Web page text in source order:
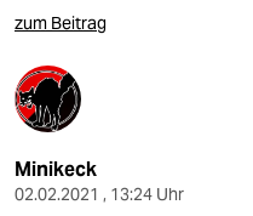
zum Beitrag
Minikeck
02.02.2021 , 13:24 Uhr